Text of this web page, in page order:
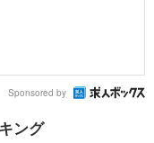
Sponsored by
ング